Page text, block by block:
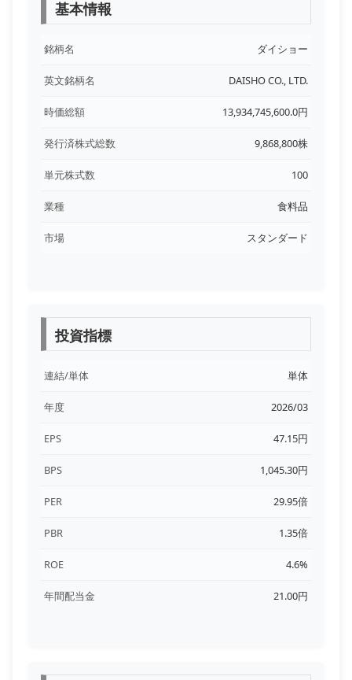
基本情報
銘柄名 ダイショー
英文銘柄名 DAISHO CO., LTD.
時価総額 13,934,745,600.0円
発行済株式総数 9,868,800株
単元株式数 100
業種 食料品
市場 スタンダード
投資指標
連結/単体 単体
年度 2026/03
EPS 47.15円
BPS 1,045.30円
PER 29.95倍
PBR 1.35倍
ROE 4.6%
年間配当金 21.00円